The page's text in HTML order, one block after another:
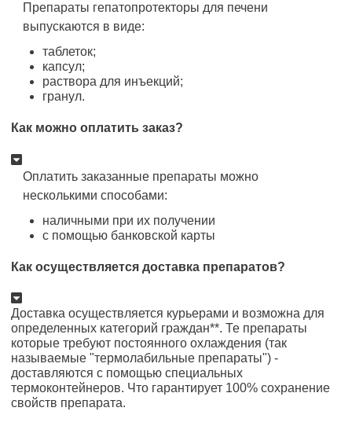
Препараты гепатопротекторы для печени
выпускаются в виде:
таблеток;
капсул;
раствора для инъекций;
гранул.
Как можно оплатить заказ?
Оплатить заказанные препараты можно
несколькими способами:
наличными при их получении
с помощью банковской карты
Как осуществляется доставка препаратов?
Доставка осуществляется курьерами и возможна для
определенных категорий граждан**. Те препараты
которые требуют постоянного охлаждения (так
называемые "термолабильные препараты") -
доставляются с помощью специальных
термоконтейнеров. Что гарантирует 100% сохранение
свойств препарата.